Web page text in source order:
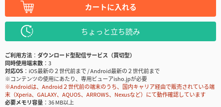
カートに入れる
ちょっと立ち読み
ご利用方法
ダウンロード型配信サービス（買切型）
同時使用端末数
3
対応OS
iOS最新の２世代前まで / Android最新の２世代前まで
※コンテンツの使用にあたり、専用ビューアisho.jpが必要
※Androidは、Android２世代前の端末のうち、国内キャリア経由で販売されている端
末（Xperia、GALAXY、AQUOS、ARROWS、Nexusなど）にて動作確認しています
必要メモリ容量
36 MB以上